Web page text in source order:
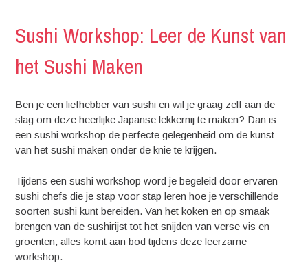
Sushi Workshop: Leer de Kunst van
het Sushi Maken
Ben je een liefhebber van sushi en wil je graag zelf aan de
slag om deze heerlijke Japanse lekkernij te maken? Dan is
een sushi workshop de perfecte gelegenheid om de kunst
van het sushi maken onder de knie te krijgen.
Tijdens een sushi workshop word je begeleid door ervaren
sushi chefs die je stap voor stap leren hoe je verschillende
soorten sushi kunt bereiden. Van het koken en op smaak
brengen van de sushirijst tot het snijden van verse vis en
groenten, alles komt aan bod tijdens deze leerzame
workshop.